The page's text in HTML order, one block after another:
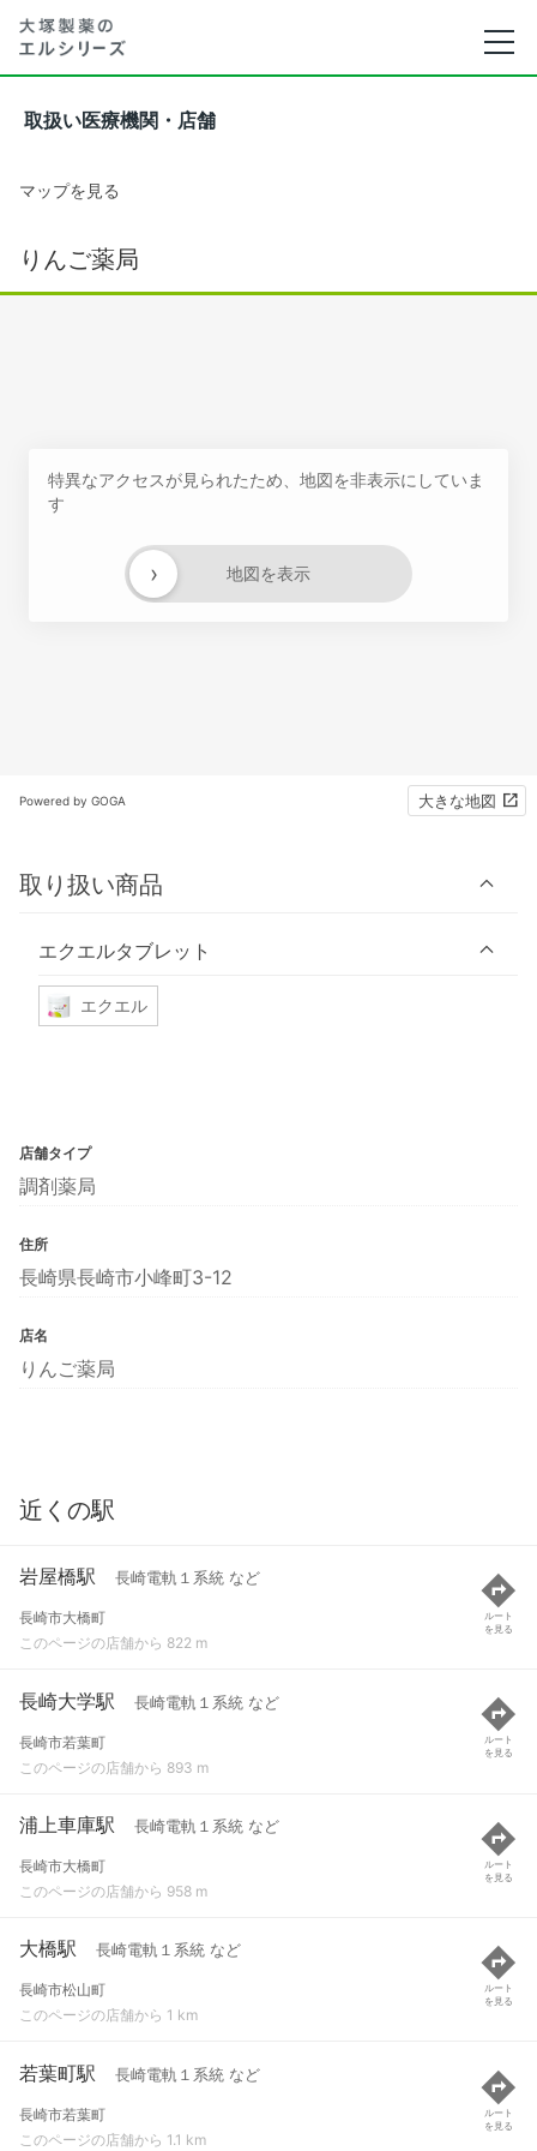
取扱い医療機関・店舗
マップを見る
りんご薬局
特異なアクセスが見られたため、地図を非表示にしていま
す
地図を表示
›
Powered by GOGA 大きな地図
取り扱い商品
エクエルタブレット
エクエル
店舗タイプ
調剤薬局
住所
長崎県長崎市小峰町3-12
店名
りんご薬局
近くの駅
岩屋橋駅 長崎電軌１系統 など
長崎市大橋町
このページの店舗から 822 m
ルート
を見る
長崎大学駅 長崎電軌１系統 など
長崎市若葉町
このページの店舗から 893 m
ルート
を見る
浦上車庫駅 長崎電軌１系統 など
長崎市大橋町
このページの店舗から 958 m
ルート
を見る
大橋駅 長崎電軌１系統 など
長崎市松山町
このページの店舗から 1 km
ルート
を見る
若葉町駅 長崎電軌１系統 など
長崎市若葉町
このページの店舗から 1.1 km
ルート
を見る